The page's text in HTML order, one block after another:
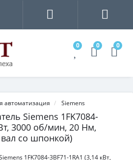
0 0 0
Siemens
Siemens 1FK7084-
3000 об/мин, 20 Нм,
со шпонкой)